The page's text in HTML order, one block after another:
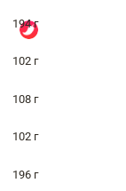
194 г
102 г
108 г
102 г
196 г